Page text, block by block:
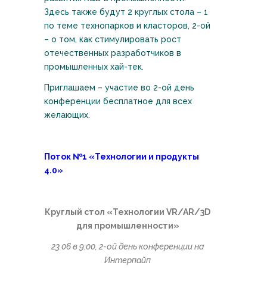
Здесь также будут 2 круглых стола – 1
по теме технопарков и класторов, 2-ой
– о том, как стимулировать рост
отечественных разработчиков в
промышленных хай-тек.
Приглашаем – участие во 2-ой день
конференции бесплатное для всех
желающих.
Поток №1 «Технологии и продукты
4.0»
Круглый стол «Технологии VR/AR/3D
для промышленности»
23.06 в 9:00, 2-ой день конференции на
Интерпайп